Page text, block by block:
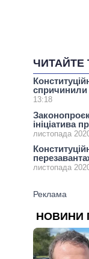
ЧИТАЙТЕ
13:18
ініціатива
листопада
листопада